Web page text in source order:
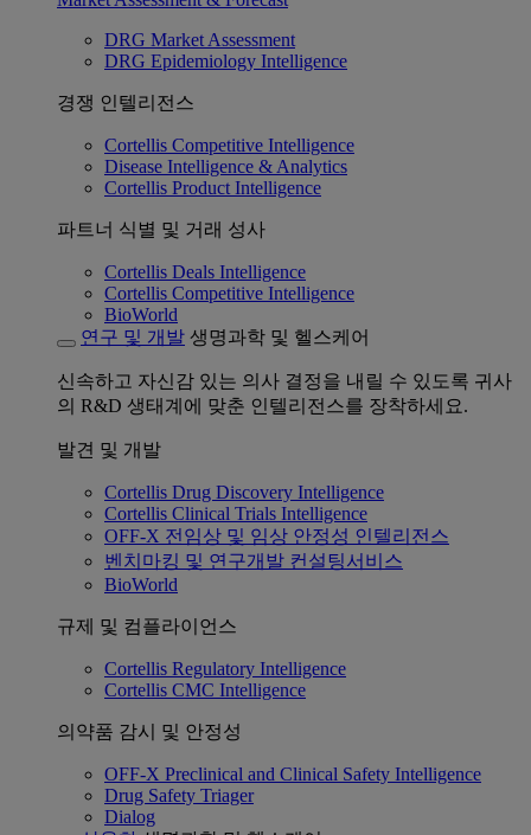
DRG Market Assessment
DRG Epidemiology Intelligence
경쟁 인텔리전스
Cortellis Competitive Intelligence
Disease Intelligence & Analytics
Cortellis Product Intelligence
파트너 식별 및 거래 성사
Cortellis Deals Intelligence
Cortellis Competitive Intelligence
BioWorld
연구 및 개발 생명과학 및 헬스케어
신속하고 자신감 있는 의사 결정을 내릴 수 있도록 귀사
의 R&D 생태계에 맞춘 인텔리전스를 장착하세요.
발견 및 개발
Cortellis Drug Discovery Intelligence
Cortellis Clinical Trials Intelligence
OFF-X 전임상 및 임상 안정성 인텔리전스
벤치마킹 및 연구개발 컨설팅서비스
BioWorld
규제 및 컴플라이언스
Cortellis Regulatory Intelligence
Cortellis CMC Intelligence
의약품 감시 및 안정성
OFF-X Preclinical and Clinical Safety Intelligence
Drug Safety Triager
Dialog